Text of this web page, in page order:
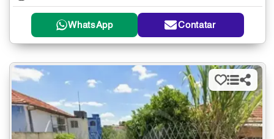
WhatsApp Contatar